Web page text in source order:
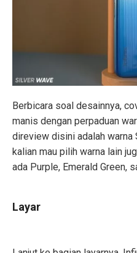
Berbicara soal desainnya,
manis dengan perpaduan
direview disini adalah warna
kalian mau pilih warna lain
ada Purple, Emerald Green,
Layar